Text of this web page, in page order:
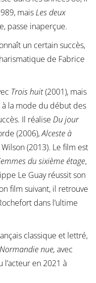
maisLes deux
passe inaperçue.
un certain succès,
de Fabrice
Trois huit(2001), mais
à la mode du début des
Il réalise Du jour
(2006),Alceste à
(2013). Le film est
du sixième étage,
Le Guay réussit son
film suivant, il retrouve
dans l’ultime
classique et lettré,
Normandie nue, avec
l’acteur en 2021 à